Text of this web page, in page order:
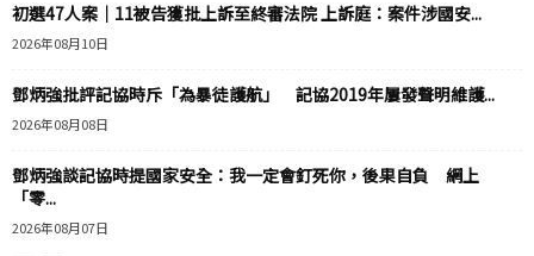
初選47人案｜11被告獲批上訴至終審法院 上訴庭：案件涉國安...
2026年08月10日
鄧炳強批評記協時斥「為暴徒護航」 記協2019年屢發聲明維護...
2026年08月08日
鄧炳強談記協時提國家安全：我一定會釘死你，後果自負 網上
「零...
2026年08月07日